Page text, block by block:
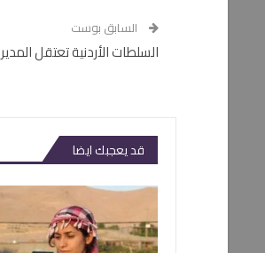
السابق بوست
السلطات الأردنية تعتقل
قد يعجبك ايضا